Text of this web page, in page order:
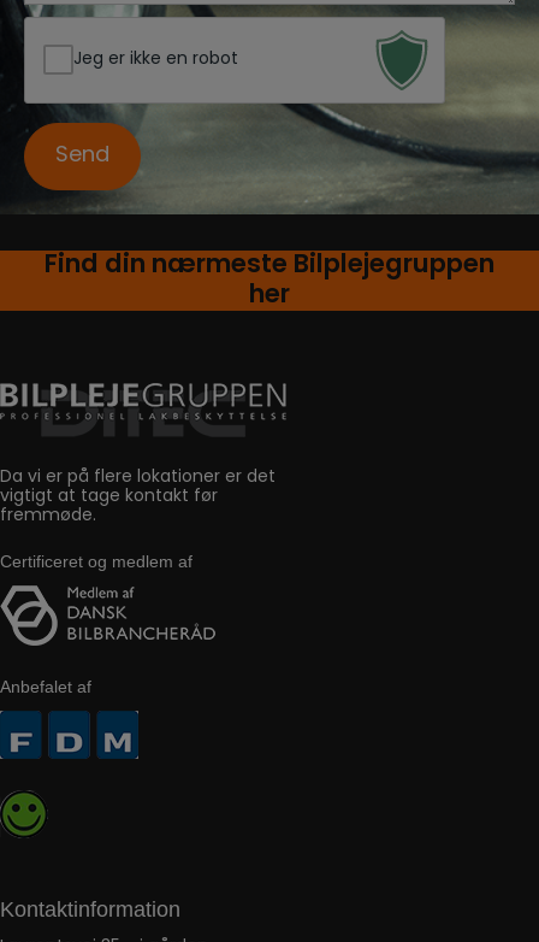
Jeg er ikke en robot
Find din nærmeste Bilplejegruppen
her
Da vi er på flere lokationer er det
vigtigt at tage kontakt før
fremmøde.
Certificeret og medlem af
Anbefalet af
Kontaktinformation